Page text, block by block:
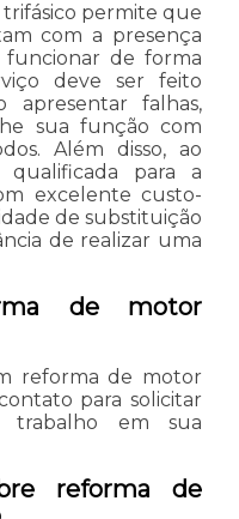
permite que
com a presença
funcionar de forma
deve ser feito
apresentar falhas,
sua função com
Além disso, ao
qualificada para a
excelente custo-
de substituição
de realizar uma
de motor
reforma de motor
para solicitar
trabalho em sua
reforma de